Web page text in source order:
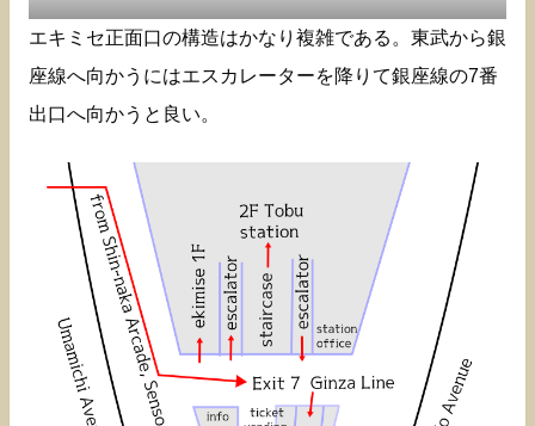
エキミセ正面口の構造はかなり複雑である。東武から銀
座線へ向かうにはエスカレーターを降りて銀座線の7番
出口へ向かうと良い。